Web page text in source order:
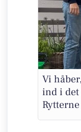
Vi
ind i det